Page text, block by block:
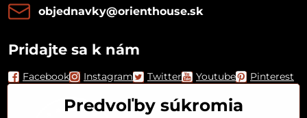
objednavky​@orienthouse​.sk
Pridajte sa k nám
Facebook Instagram Twitter Youtube Pinterest
Predvoľby súkromia